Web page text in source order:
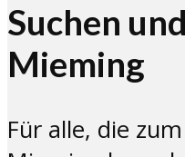
Suchen
Mieming
Für alle, die